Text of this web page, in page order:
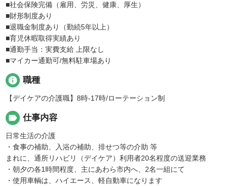
■社会保険完備（雇用、労災、健康、厚生）
■財形制度あり
■退職金制度あり（勤続5年以上）
■育児休暇取得実績あり
■通勤手当：実費支給 上限なし
■マイカー通勤可/無料駐車場あり
info 職種
【デイケアの介護職】8時-17時/ローテーション制
label 仕事内容
日常生活の介護
・食事の補助、入浴の補助、排せつ等の介助 等
まれに、通所リハビリ（デイケア）利用者20名程度の送迎業務
・朝夕の各1時間程度、主にあわら市内へ、2名一組にて
・使用車輌は、ハイエース、軽自動車になります